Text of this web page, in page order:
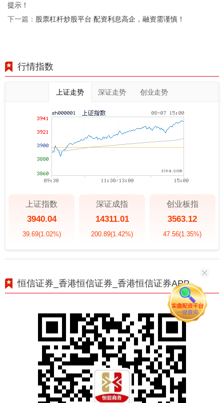
提示！
下一篇： 股票杠杆炒股平台 配资利息高企，融资需谨慎！
行情指数
上证走势 深证走势 创业走势
上证指数
3940.04
39.69(1.02%)
深证成指
14311.01
200.89(1.42%)
创业板指
3563.12
47.56(1.35%)
恒信证券_香港恒信证券_香港恒信证券APP